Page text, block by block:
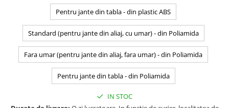
Pentru jante din tabla - din plastic ABS
Standard (pentru jante din aliaj, cu umar) - din Poliamida
Fara umar (pentru jante din aliaj, fara umar) - din Poliamida
Pentru jante din tabla - din Poliamida
IN STOC